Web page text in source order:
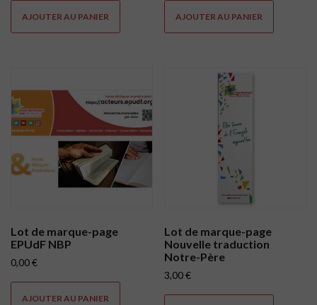
AJOUTER AU PANIER AJOUTER AU PANIER
Lot de marque-page
EPUdF NBP
0,00€
AJOUTER AU PANIER
Lot de marque-page
Nouvelle traduction
Notre-Père
3,00€